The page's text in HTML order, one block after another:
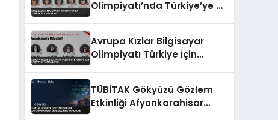
Olimpiyatı’nda Türkiye’ye 6
Avrupa Kızlar Bilgisayar
Olimpiyatı Türkiye İçin
TÜBİTAK Gökyüzü Gözlem
Etkinliği Afyonkarahisar